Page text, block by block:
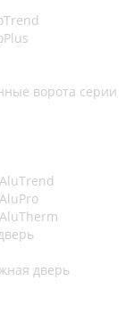
ворота серии
дверь